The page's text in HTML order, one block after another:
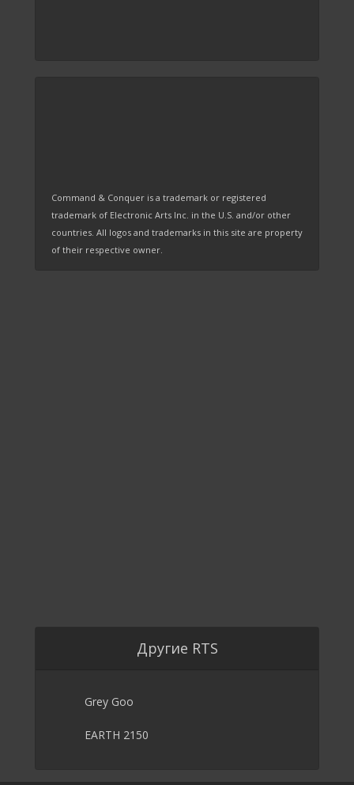
Command & Conquer is a trademark or registered
trademark of Electronic Arts Inc. in the U.S. and/or other
countries. All logos and trademarks in this site are property
of their respective owner.
Другие RTS
Grey Goo
EARTH 2150